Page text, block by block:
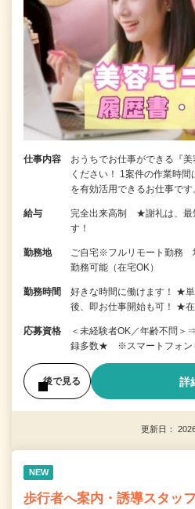
仕事内容
おうちでお仕事ができる『
ください！ 1案件の作業時
を有効活用できるお仕事で
給与
完全出来高制 ★謝礼は、最
す！
勤務地
ご自宅※フルリモート勤務
勤務可能（在宅OK）
勤務時間
好きな時間に働けます！ ★
後、即お仕事開始も可！ ★
応募資格
＜未経験者OK／年齢不問
録多数★ ※スマートフォン
後で見る 詳
更新日：
NEW
歩行者へ案内・誘導スタッフ